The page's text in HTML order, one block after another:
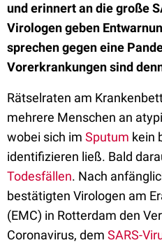
und erinnert an die große
Virologen geben
sprechen gegen eine
Vorerkrankungen sind
Rätselraten am
mehrere Menschen an
wobei sich im Sputum kein
identifizieren ließ. Bald
Todesfällen. Nach
bestätigten Virologen am
(EMC) in Rotterdam den
Coronavirus, dem SARS-